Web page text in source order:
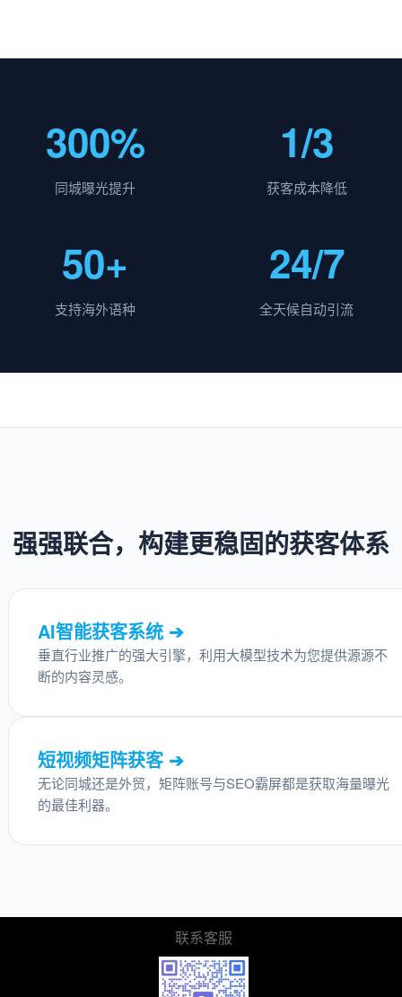
300%
同城曝光提升
1/3
获客成本降低
50+
支持海外语种
24/7
全天候自动引流
强强联合，构建更稳固的获客体系
AI智能获客系统 ➔
垂直行业推广的强大引擎，利用大模型技术为您提供源源不
断的内容灵感。
短视频矩阵获客 ➔
无论同城还是外贸，矩阵账号与SEO霸屏都是获取海量曝光
的最佳利器。
联系客服